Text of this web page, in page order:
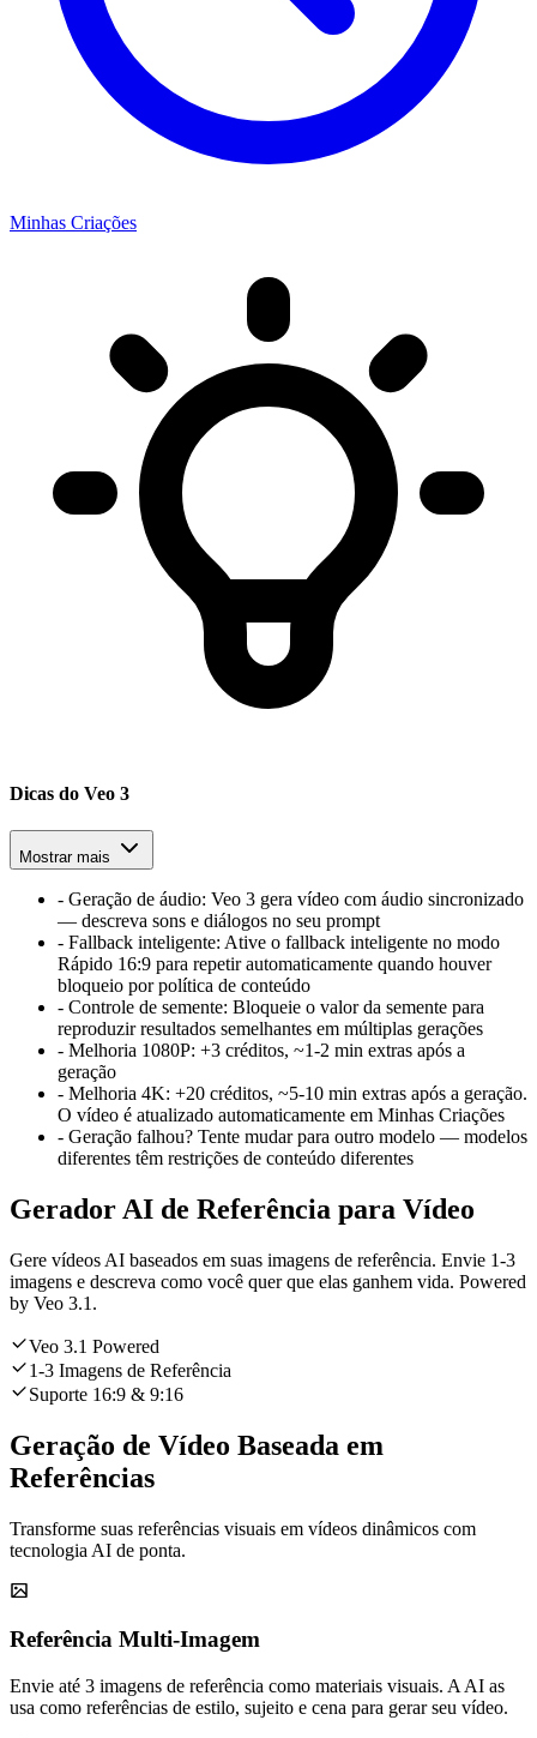
Minhas Criações
Dicas do Veo 3
Mostrar mais
- Geração de áudio: Veo 3 gera vídeo com áudio sincronizado
— descreva sons e diálogos no seu prompt
- Fallback inteligente: Ative o fallback inteligente no modo
Rápido 16:9 para repetir automaticamente quando houver
bloqueio por política de conteúdo
- Controle de semente: Bloqueie o valor da semente para
reproduzir resultados semelhantes em múltiplas gerações
- Melhoria 1080P: +3 créditos, ~1-2 min extras após a
geração
- Melhoria 4K: +20 créditos, ~5-10 min extras após a geração.
O vídeo é atualizado automaticamente em Minhas Criações
- Geração falhou? Tente mudar para outro modelo — modelos
diferentes têm restrições de conteúdo diferentes
Gerador AI de Referência para Vídeo
Gere vídeos AI baseados em suas imagens de referência. Envie 1-3
imagens e descreva como você quer que elas ganhem vida. Powered
by Veo 3.1.
Veo 3.1 Powered
1-3 Imagens de Referência
Suporte 16:9 & 9:16
Geração de Vídeo Baseada em
Referências
Transforme suas referências visuais em vídeos dinâmicos com
tecnologia AI de ponta.
Referência Multi-Imagem
Envie até 3 imagens de referência como materiais visuais. A AI as
usa como referências de estilo, sujeito e cena para gerar seu vídeo.